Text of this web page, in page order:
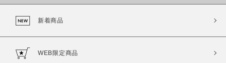
カラー
新着商品
WEB限定商品